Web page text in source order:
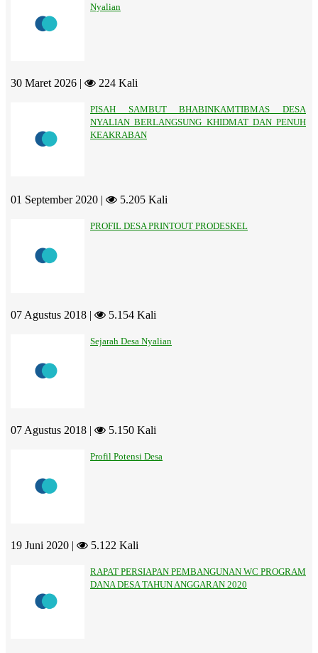
Nyalian
30 Maret 2026 | 224 Kali
PISAH SAMBUT BHABINKAMTIBMAS DESA
NYALIAN BERLANGSUNG KHIDMAT DAN PENUH
KEAKRABAN
01 September 2020 | 5.205 Kali
PROFIL DESA PRINTOUT PRODESKEL
07 Agustus 2018 | 5.154 Kali
Sejarah Desa Nyalian
07 Agustus 2018 | 5.150 Kali
Profil Potensi Desa
19 Juni 2020 | 5.122 Kali
RAPAT PERSIAPAN PEMBANGUNAN WC PROGRAM
DANA DESA TAHUN ANGGARAN 2020